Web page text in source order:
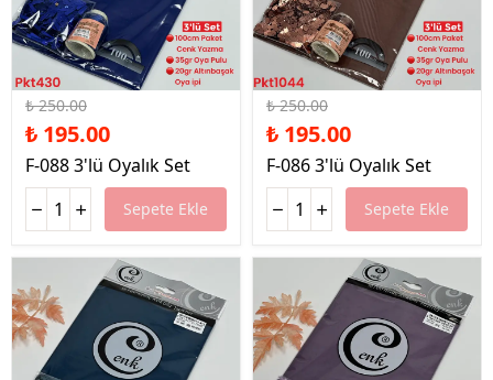
%22 İndirim
₺ 250.00
₺ 195.00
F-088 3'lü Oyalık Set
Sepete Ekle
%22 İndirim
₺ 250.00
₺ 195.00
F-086 3'lü Oyalık Set
Sepete Ekle